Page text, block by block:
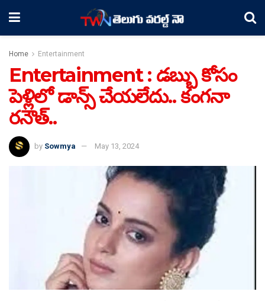
Home Entertainment
Entertainment : డబ్బు కోసం
పెళ్లిలో డాన్స్ చేయలేదు.. కంగనా
రనౌత్..
by Sowmya May 13, 2024